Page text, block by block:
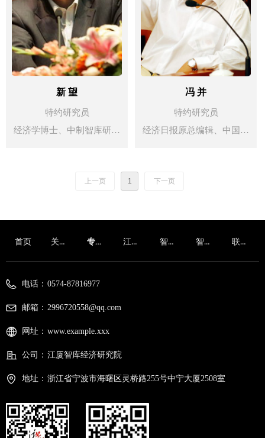
医疗带动创新的“生物时
代”。
新 望
特约研究员
经济学博士、中制智库研究
发展研究院民营经济研究所
编，获得过第十一届孙冶方
经济科学奖、第七届中宣
来担纲中国经济》、《村庄
发育、村庄工业的发生与发
展》等。 主编《公司的力
一）、《改革30年经济学文
选》（上下卷）、《中国经
卷）、《四十年改变中国：
经济学大家谈改革开放（全
冯 并
特约研究员
经济日报原总编辑、中国企
理事长，一带一路经济研究
全球发展的中国逻辑》等10
多部著作。
上一页 1 下一页
首页 关于我们 专家团队 江厦智库 智库动态 智库视点 联系我们
电话： 0574-87816977
邮箱： 2996720558@qq.com
网址： www.example.xxx
公司： 江厦智库经济研究院
地址： 浙江省宁波市海曙区灵桥路255号中宁大厦2508室